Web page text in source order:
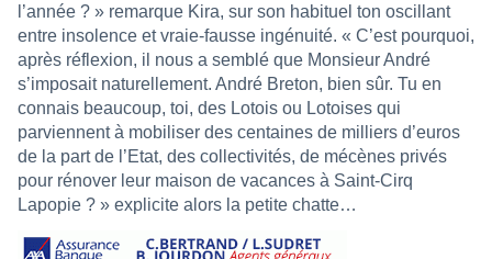
l’année ? » remarque Kira, sur son habituel ton oscillant
entre insolence et vraie-fausse ingénuité. « C’est pourquoi,
après réflexion, il nous a semblé que Monsieur André
s’imposait naturellement. André Breton, bien sûr. Tu en
connais beaucoup, toi, des Lotois ou Lotoises qui
parviennent à mobiliser des centaines de milliers d’euros
de la part de l’Etat, des collectivités, de mécènes privés
pour rénover leur maison de vacances à Saint-Cirq
Lapopie ? » explicite alors la petite chatte…